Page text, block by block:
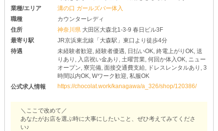
業種/エリア
溝の口 ガールズバー体入
職種
カウンターレディ
住所
神奈川県 大田区大森北1-3-9 春日ビル3F
最寄り駅
JR京浜東北線「大森駅」東口より徒歩4分
待遇
未経験者歓迎, 経験者優遇, 日払いOK, 終電上がりOK, 送
りあり, 入店祝い金あり, 土曜営業, 何回か体入OK, ニュー
オープン, 寮完備, 面接交通費支給, ドレスレンタルあり, 3
時間以内OK, Wワーク歓迎, 私服OK
公式求人情報
https://chocolat.work/kanagawa/a_326/shop/120386/
＼ここで改めて／
あなたがお店を選ぶ時に大事にしたいこと、ぜひ考えてみてくださ
い♪